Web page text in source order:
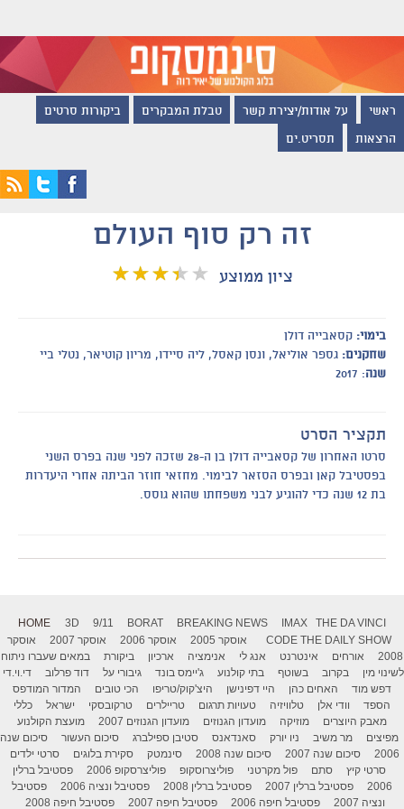
ראשי על אודות/יצירת קשר טבלת המבקרים ביקורות סרטים
הרצאות תסריט.ים
זה רק סוף העולם
ציון ממוצע
בימוי: קסאבייה דולן
שחקנים: גספר אוליאל, ונסן קאסל, ליה סיידו, מריון קוטיאר, נטלי ביי
שנה: 2017
תקציר הסרט
סרטו האחרון של קסאבייה דולן בן ה-28 שזכה לפני שנה בפרס השני
בפסטיבל קאן ובפרס הסזאר לבימוי. מחזאי חוזר הביתה אחרי היעדרות
בת 12 שנה כדי להוגיע לבני משפחתו שהוא גוסס.
HOME 3D 9/11 BORAT BREAKING NEWS IMAX
THE DA VINCI
CODE THE DAILY SHOW אוסקר 2005 אוסקר 2006 אוסקר 2007
אוסקר
2008
אורחים אינטרנט אנג לי אנימציה ארכיון ביקורת
במאים שעברו ניתוח
לשינוי מין
בקרוב בשוטף בתי קולנוע ג'יימס בונד גיבורי על דוד פרלוב
די.וי.די
דפש מוד
האחים כהן היי דפינישן היצ'קוק/טריפו הכי טובים
המדור המודפס
הספד
וודי אלן טלוויזיה טעויות תרגום טריילרים טרקובסקי ישראל
כללי
מאבק היוצרים
מוזיקה מועדון הגנוזים מועדון הגנוזים 2007
מועצת הקולנוע
מפיצים
מר משיב ניו יורק סאנדאנס סטיבן ספילברג סיכום העשור
סיכום שנה
2006
סיכום שנה 2007 סיכום שנה 2008 סינמטק סקירת בלוגים
סרטי ילדים
סרטי קיץ
סתם פול מקרטני פוליצרוסקופ פוליצרסקופ 2006
פסטיבל ברלין
2006
פסטיבל ברלין 2007 פסטיבל ברלין 2008 פסטיבל ונציה 2006
פסטיבל
ונציה 2007
פסטיבל חיפה 2006 פסטיבל חיפה 2007 פסטיבל חיפה 2008